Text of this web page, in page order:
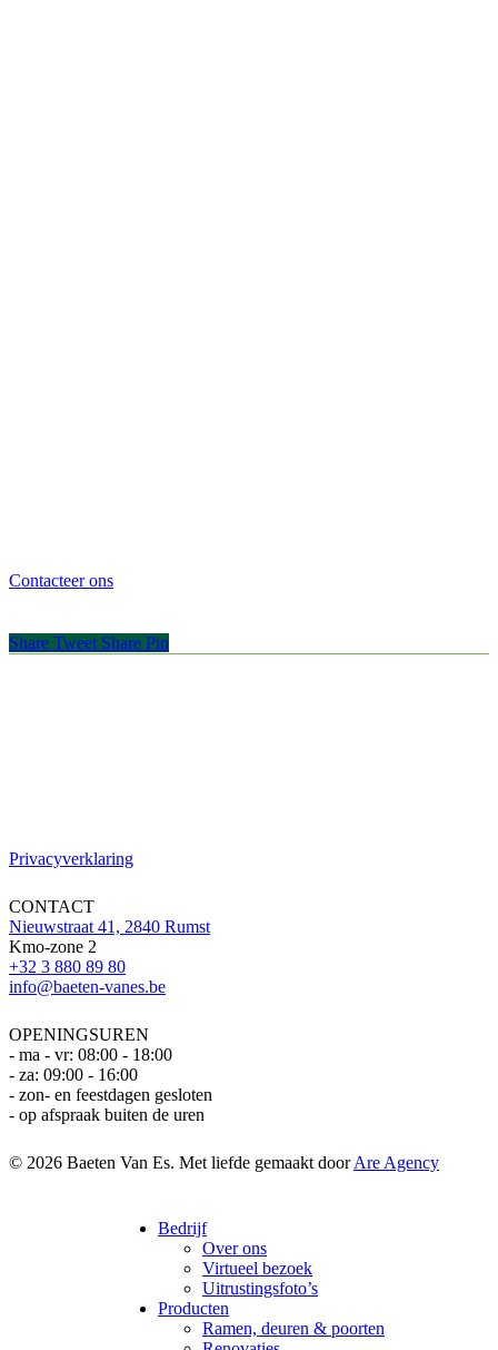
Contacteer ons
Share Tweet Share Pin
Privacyverklaring
CONTACT
Nieuwstraat 41, 2840 Rumst
Kmo-zone 2
+32 3 880 89 80
info@baeten-vanes.be
OPENINGSUREN
- ma - vr: 08:00 - 18:00
- za: 09:00 - 16:00
- zon- en feestdagen gesloten
- op afspraak buiten de uren
© 2026 Baeten Van Es. Met liefde gemaakt doorAre Agency
Bedrijf
Over ons
Virtueel bezoek
Uitrustingsfoto’s
Producten
Ramen, deuren & poorten